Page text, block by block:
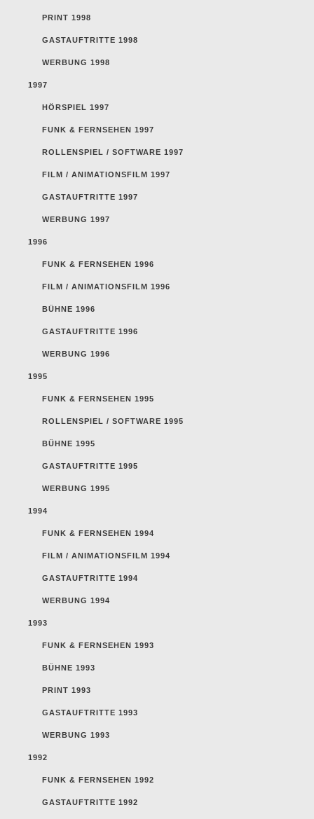
PRINT 1998
GASTAUFTRITTE 1998
WERBUNG 1998
1997
HÖRSPIEL 1997
FUNK & FERNSEHEN 1997
ROLLENSPIEL / SOFTWARE 1997
FILM / ANIMATIONSFILM 1997
GASTAUFTRITTE 1997
WERBUNG 1997
1996
FUNK & FERNSEHEN 1996
FILM / ANIMATIONSFILM 1996
BÜHNE 1996
GASTAUFTRITTE 1996
WERBUNG 1996
1995
FUNK & FERNSEHEN 1995
ROLLENSPIEL / SOFTWARE 1995
BÜHNE 1995
GASTAUFTRITTE 1995
WERBUNG 1995
1994
FUNK & FERNSEHEN 1994
FILM / ANIMATIONSFILM 1994
GASTAUFTRITTE 1994
WERBUNG 1994
1993
FUNK & FERNSEHEN 1993
BÜHNE 1993
PRINT 1993
GASTAUFTRITTE 1993
WERBUNG 1993
1992
FUNK & FERNSEHEN 1992
GASTAUFTRITTE 1992